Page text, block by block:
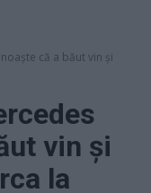
că a băut vin și
vin și
la